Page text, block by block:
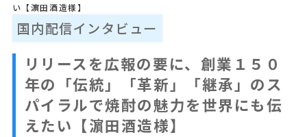
料金
よくあるご質問
導入事例
い【濵田酒造様】
国内配信インタビュー
リリースを広報の要に、創業１５０
年の「伝統」「革新」「継承」のス
パイラルで焼酎の魅力を世界にも伝
えたい【濵田酒造様】